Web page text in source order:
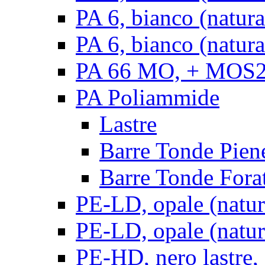
PA 6, bianco
PA 6, bianco
PA 66 MO, +
PA Poliammide
Lastre
Barre Tonde
Barre Tonde
PE-LD, opale
PE-LD, opale
PE-HD, nero lastre,